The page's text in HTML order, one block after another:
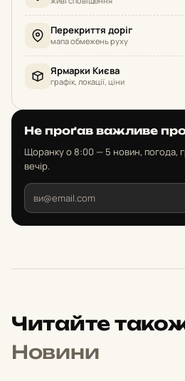
Перекриття доріг
мапа обмежень руху
Ярмарки Києва
графік, локації, ціни
Не проґав важливе
Щоранку о 8:00 — 5 новин, погода,
вечір.
Читайте
Новини